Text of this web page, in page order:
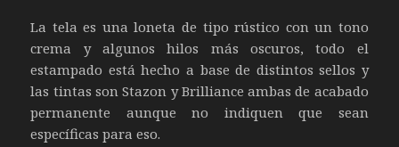
La tela es una loneta de tipo rústico con un tono
crema y algunos hilos más oscuros, todo el
estampado está hecho a base de distintos sellos y
las tintas son Stazon y Brilliance ambas de acabado
permanente aunque no indiquen que sean
específicas para eso.